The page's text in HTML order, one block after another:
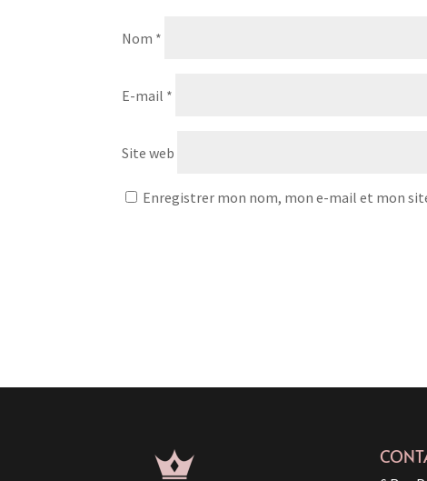
Nom *
E-mail *
Site web
Enregistrer mon nom, mon e-mail et mon